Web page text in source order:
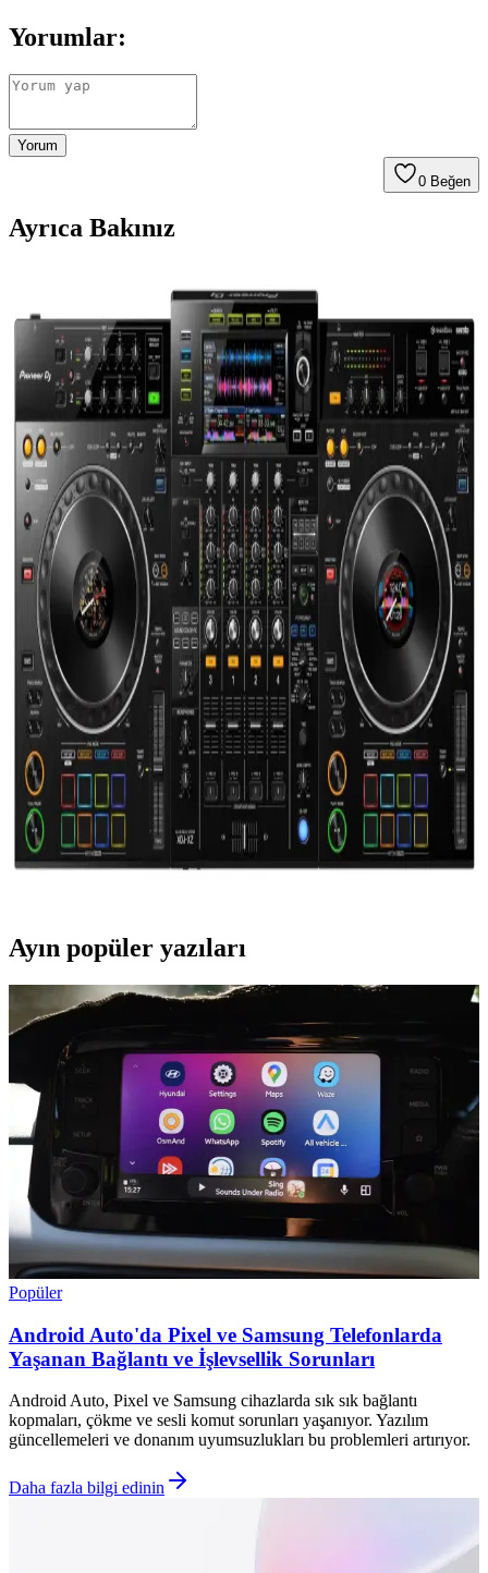
Yorumlar:
Yorum
0 Beğen
Ayrıca Bakınız
DDJ-FLX4 ile 2025'te DJ Performansınızı Baştan
Yazın: 5 Nedeni
2025'in en esnek ve kullanıcı dostu DJ kontrolcüsü DDJ-FLX4 ile
performansınızı geliştirin. Hemen keşfedin!
Pioneer DDJ-FLX4: Kullanıcı Dostu ve Çok Yönlü
DJ Kontrolcüleri Özellikleri
Pioneer DDJ-FLX4, kolay kullanımı ve çok yönlü özellikleriyle
hem yeni başlayanlar hem de profesyoneller için ideal bir DJ
kontrolcüsüdür. Taşınabilirliği ve gelişmiş performans özellikleriyle
öne çıkar.
DDJ-FLX4: Yeni Nesil DJ Kontrolcüleri ile
Profesyonel ve Kullanıcı Dostu Performans
DDJ-FLX4, kolay kullanımı ve çok yönlü özellikleriyle yeni
başlayanlar ve profesyoneller için ideal bir DJ kontrolcüsüdür.
Yüksek uyumluluk ve esneklik sunar, müzik performanslarınızı
geliştirin.
DJ Kontrolcüleri: Profesyonel ve Başlangıç
Seviyesinde Müzik Prodüksiyonunun Temel Araçları
DJ kontrolcüleri, dijital müzik setleri ve DJ yazılımlarıyla entegre
çalışan, performansı artıran temel müzik prodüksiyon araçlarıdır.
Yeni başlayanlardan profesyonellere kadar geniş yelpazede
Ayın popüler yazıları
Popüler
Android Auto'da Pixel ve Samsung Telefonlarda
Yaşanan Bağlantı ve İşlevsellik Sorunları
Android Auto, Pixel ve Samsung cihazlarda sık sık bağlantı
kopmaları, çökme ve sesli komut sorunları yaşanıyor. Yazılım
güncellemeleri ve donanım uyumsuzlukları bu problemleri artırıyor.
Daha fazla bilgi edinin